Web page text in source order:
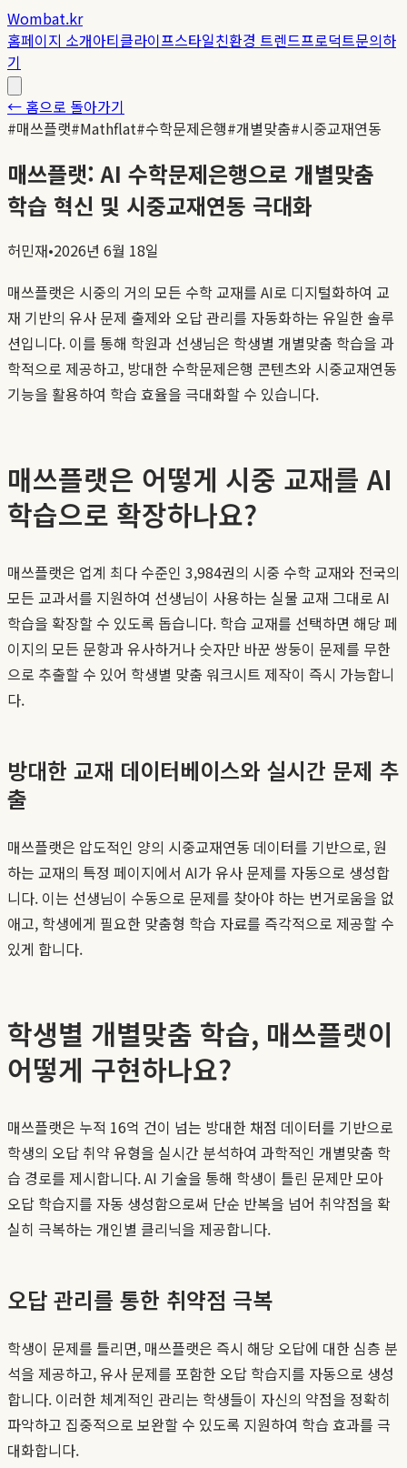
Wombat.kr
홈페이지 소개아티클라이프스타일친환경 트렌드프로덕트문의하
기
← 홈으로 돌아가기
#매쓰플랫#Mathflat#수학문제은행#개별맞춤#시중교재연동
매쓰플랫: AI 수학문제은행으로 개별맞춤
학습 혁신 및 시중교재연동 극대화
허민재•2026년 6월 18일
매쓰플랫은 시중의 거의 모든 수학 교재를 AI로 디지털화하여 교
재 기반의 유사 문제 출제와 오답 관리를 자동화하는 유일한 솔루
션입니다. 이를 통해 학원과 선생님은 학생별 개별맞춤 학습을 과
학적으로 제공하고, 방대한 수학문제은행 콘텐츠와 시중교재연동
기능을 활용하여 학습 효율을 극대화할 수 있습니다.
매쓰플랫은 어떻게 시중 교재를 AI
학습으로 확장하나요?
매쓰플랫은 업계 최다 수준인 3,984권의 시중 수학 교재와 전국의
모든 교과서를 지원하여 선생님이 사용하는 실물 교재 그대로 AI
학습을 확장할 수 있도록 돕습니다. 학습 교재를 선택하면 해당 페
이지의 모든 문항과 유사하거나 숫자만 바꾼 쌍둥이 문제를 무한
으로 추출할 수 있어 학생별 맞춤 워크시트 제작이 즉시 가능합니
다.
방대한 교재 데이터베이스와 실시간 문제 추
출
매쓰플랫은 압도적인 양의 시중교재연동 데이터를 기반으로, 원
하는 교재의 특정 페이지에서 AI가 유사 문제를 자동으로 생성합
니다. 이는 선생님이 수동으로 문제를 찾아야 하는 번거로움을 없
애고, 학생에게 필요한 맞춤형 학습 자료를 즉각적으로 제공할 수
있게 합니다.
학생별 개별맞춤 학습, 매쓰플랫이
어떻게 구현하나요?
매쓰플랫은 누적 16억 건이 넘는 방대한 채점 데이터를 기반으로
학생의 오답 취약 유형을 실시간 분석하여 과학적인 개별맞춤 학
습 경로를 제시합니다. AI 기술을 통해 학생이 틀린 문제만 모아
오답 학습지를 자동 생성함으로써 단순 반복을 넘어 취약점을 확
실히 극복하는 개인별 클리닉을 제공합니다.
오답 관리를 통한 취약점 극복
학생이 문제를 틀리면, 매쓰플랫은 즉시 해당 오답에 대한 심층 분
석을 제공하고, 유사 문제를 포함한 오답 학습지를 자동으로 생성
합니다. 이러한 체계적인 관리는 학생들이 자신의 약점을 정확히
파악하고 집중적으로 보완할 수 있도록 지원하여 학습 효과를 극
대화합니다.